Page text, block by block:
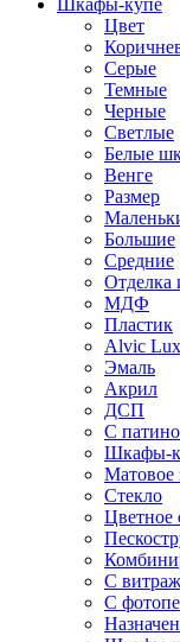
Шкафы-купе
Цвет
Серые
Темные
Черные
Светлые
Белые
Венге
Размер
Большие
Средние
Отделка
МДФ
Пластик
Alvic
Эмаль
Акрил
ДСП
С
Шкафы-
Матовое
Стекло
Цветное
С
С